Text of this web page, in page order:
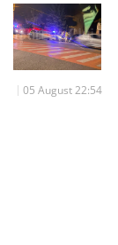
05 August 22:54